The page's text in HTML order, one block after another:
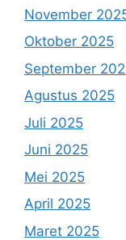
November
Oktober 2025
September
Agustus 2025
Juli 2025
Juni 2025
Mei 2025
April 2025
Maret 2025